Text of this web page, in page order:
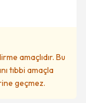
amaçlıdır. Bu
tıbbi amaçla
geçmez.